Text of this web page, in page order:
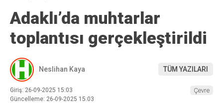
Adaklı’da muhtarlar
toplantısı gerçekleştirildi
Neslihan Kaya TÜM YAZILARI
Giriş: 26-09-2025 15:03
Güncelleme: 26-09-2025 15:03
Çevre